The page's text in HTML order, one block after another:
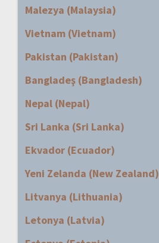
Malezya (Malaysia)
Vietnam (Vietnam)
Pakistan (Pakistan)
Bangladeş (Bangladesh)
Nepal (Nepal)
Sri Lanka (Sri Lanka)
Ekvador (Ecuador)
Yeni Zelanda (New Zealand)
Litvanya (Lithuania)
Letonya (Latvia)